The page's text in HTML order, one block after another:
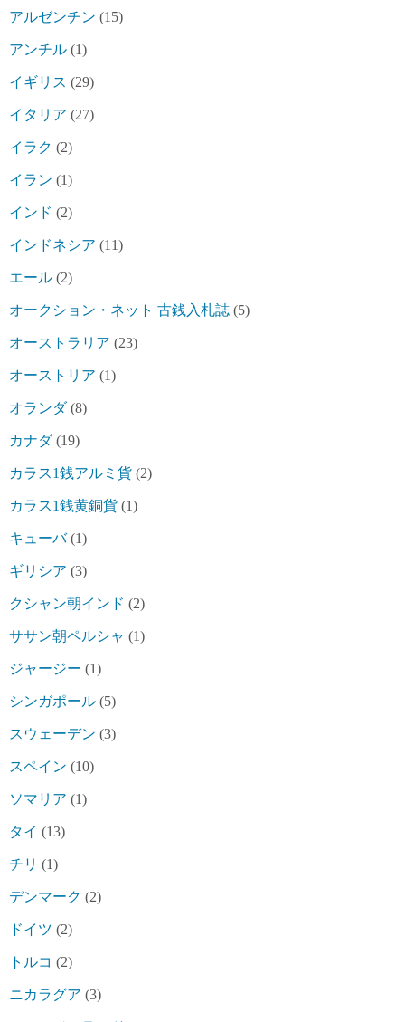
アルゼンチン (15)
アンチル (1)
イギリス (29)
イタリア (27)
イラク (2)
イラン (1)
インド (2)
インドネシア (11)
エール (2)
オークション・ネット 古銭入札誌 (5)
オーストラリア (23)
オーストリア (1)
オランダ(8)
カナダ(19)
カラス1銭アルミ貨 (2)
カラス1銭黄銅貨 (1)
キューバ(1)
ギリシア (3)
クシャン朝インド (2)
ササン朝ペルシャ (1)
ジャージー (1)
シンガポール (5)
スウェーデン (3)
スペイン (10)
ソマリア (1)
タイ (13)
チリ (1)
デンマーク (2)
ドイツ (2)
トルコ (2)
ニカラグア (3)